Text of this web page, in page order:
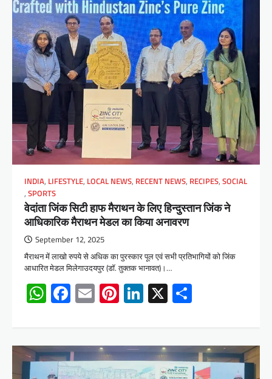
INDIA, LIFESTYLE, LOCAL NEWS, RECENT NEWS, RECIPES, SOCIAL
, SPORTS
वेदांता जिंक सिटी हाफ मैराथन के लिए हिन्दुस्तान जिंक ने
आधिकारिक मैराथन मेडल का किया अनावरण
September 12, 2025
मैराथन में लाखो रुपये से अधिक का पुरस्कार पूल एवं सभी प्रतिभागियों को जिंक
आधारित मेडल मिलेगाउदयपुर (डॉ. तुक्तक भानावत)।…
WhatsApp
Facebook
EmailPinterest
LinkedIn
X